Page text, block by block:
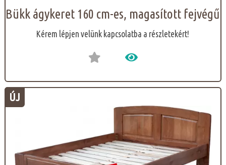
Bükk ágykeret 160 cm-es, magasított fejvégű
Kérem lépjen velünk kapcsolatba a részletekért!
ÚJ